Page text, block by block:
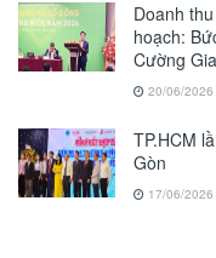
Doanh
hoạch:
Cường
20/06/2026
TP.HCM
Gòn
17/06/2026